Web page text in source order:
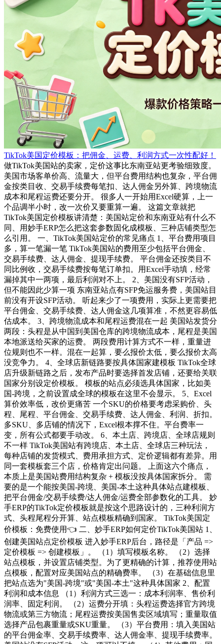
TikTok美国定价模板：把佣金、运费、利润方式一次性配好！
做TikTok美国站的卖家，定价这事比东南亚站更考验细致度。
美国市场客单价高、流量大，但平台费用结构也复杂，平台佣
金按类目收、交易手续费每笔扣、达人佣金另外算、跨境物流
成本和尾程运费还要分开。 很多人一开始用Excel硬算，上一
个品调半小时，改一次价又要重算一遍。 这篇文章就把
TikTok美国定价模板讲清楚：美国站定价和东南亚站有什么不
同、用妙手ERP怎么把这套参数固化成模板、三种店铺类型怎
么引用。 一、TikTok美国站定价的常见痛点 1、平台费用项目
多，算一笔漏一笔 TikTok美国站的费用至少包括平台佣金、
交易手续费、达人佣金、提现手续费。 平台佣金还按类目不
同比例收，交易手续费按每笔订单扣。用Excel手动填，经常
漏掉其中一两项，最后利润对不上。 2、美国没有SFP活动，
但不能因此少算一项 东南亚站点有SFP免运服务费，美国站目
前没有开设SFP活动。 听起来少了一项费用，实际上更需要把
平台佣金、交易手续费、达人佣金这几项算准，不然更容易低
估成本。 3、跨境物流成本和尾程运费混在一起 美国站发货分
两段：头程是从中国到美国仓库的跨境物流成本，尾程是美国
本地派送给买家的运费。 两段费用计算方式不一样，重量进
位规则也不一样。混在一起算，要么报价太低，要么报价太高
没竞争力。 4、全球店新链路要按具体国家建模板 TikTok全球
店升级新链路之后，发布产品时要选择首发店铺，还要给关联
国家分别设定价模板。 模板的站点必须选具体国家，比如美
国-跨境，之前设置成全球的模板在这里不会显示。 5、Excel
算价效率低，改价更痛苦 一个SKU的价格要考虑采购价、头
程、尾程、平台佣金、交易手续费、达人佣金、利润、折扣。
多SKU、多店铺的情况下，Excel根本撑不住。平台费率一
变，所有公式都要手动改。 6、本土店、跨境店、全球店规则
不一样 TikTok美国站有跨境店、本土店、全球店三种玩法，
每种店铺的发货模式、费用承担方式、定价逻辑都有差异。用
同一套模板套三个店，价格肯定出问题。 上面这六个痛点，
本质上是美国站费用结构复杂 + 模板没按具体国家拆分。 需
要的是一个能按美国-跨境、美国-本土这种具体站点建模板、
把平台佣金/交易手续费/达人佣金/运费全部参数化的工具。 妙
手ERP的TikTok定价模板就是按这个思路设计的，三种利润方
式、头程尾程分开算、站点模板精确到国家。 TikTok美国定
价模板：免费使用👈 二、妙手ERP如何定价TikTok美国站 1、
创建美国站点定价模板 进入妙手ERP后台，路径是「产品 =>
定价模板 => 创建模板」。 （1）填写模板名称。 （2）选择
站点模板，并设置店铺类型。为了更精确的计算，推荐使用站
点模板，配置对应美国站点的精确费率。 （3）在基础信息里
把站点选为"美国-跨境"或"美国-本土"这种具体国家 2、配置
利润和成本信息 （1）利润方式三选一：成本利润率、售价利
润率、固定利润。 （2）运费分开填：头程运费选择官方跨境
物流或第三方物流；尾程运费按美国售卖区域填写；重量取值
选择产品包裹重量或SKU重量。 （3）平台费用：填入美国站
的平台佣金率、交易手续费率、达人佣金率、提现手续费率。